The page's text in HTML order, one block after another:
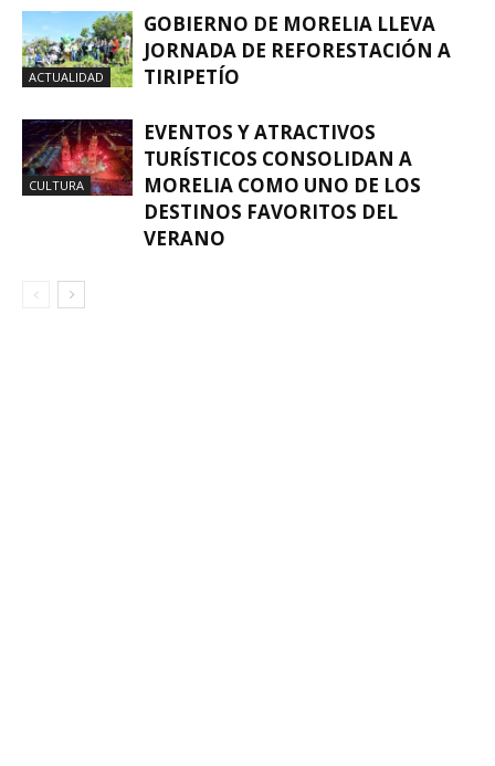
ACTUALIDAD
GOBIERNO DE MORELIA LLEVA
JORNADA DE REFORESTACIÓN A
TIRIPETÍO
CULTURA
EVENTOS Y ATRACTIVOS
TURÍSTICOS CONSOLIDAN A
MORELIA COMO UNO DE LOS
DESTINOS FAVORITOS DEL
VERANO